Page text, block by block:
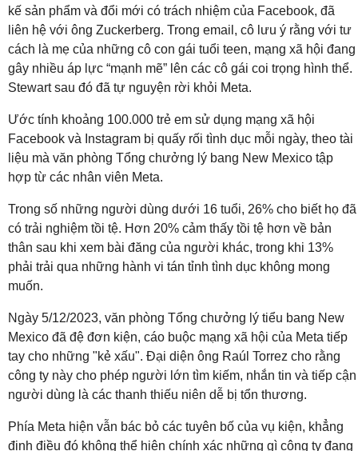
kế sản phẩm và đổi mới có trách nhiệm của Facebook, đã
liên hệ với ông Zuckerberg. Trong email, cô lưu ý rằng với tư
cách là mẹ của những cô con gái tuổi teen, mạng xã hội đang
gây nhiều áp lực “mạnh mẽ” lên các cô gái coi trọng hình thể.
Stewart sau đó đã tự nguyện rời khỏi Meta.
Ước tính khoảng 100.000 trẻ em sử dụng mạng xã hội
Facebook và Instagram bị quấy rối tình dục mỗi ngày, theo tài
liệu mà văn phòng Tổng chưởng lý bang New Mexico tập
hợp từ các nhân viên Meta.
Trong số những người dùng dưới 16 tuổi, 26% cho biết họ đã
có trải nghiệm tồi tệ. Hơn 20% cảm thấy tồi tệ hơn về bản
thân sau khi xem bài đăng của người khác, trong khi 13%
phải trải qua những hành vi tán tỉnh tình dục không mong
muốn.
Ngày 5/12/2023, văn phòng Tổng chưởng lý tiểu bang New
Mexico đã đệ đơn kiện, cáo buộc mạng xã hội của Meta tiếp
tay cho những "kẻ xấu". Đại diện ông Raúl Torrez cho rằng
công ty này cho phép người lớn tìm kiếm, nhắn tin và tiếp cận
người dùng là các thanh thiếu niên dễ bị tổn thương.
Phía Meta hiện vẫn bác bỏ các tuyên bố của vụ kiện, khẳng
định điều đó không thể hiện chính xác những gì công ty đang